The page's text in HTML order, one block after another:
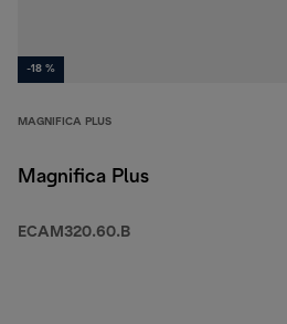
-18 %
MAGNIFICA PLUS
Magnifica Plus
ECAM320.60.B